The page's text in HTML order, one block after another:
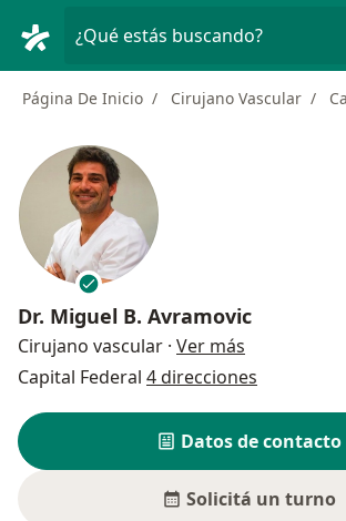
¿Qué estás buscando?
Página De Inicio Cirujano Vascular
Dr. Miguel B. Avramovic
Cirujano vascular · Ver más
Capital Federal 4 direcciones
Datos de contacto
Solicitá un turno